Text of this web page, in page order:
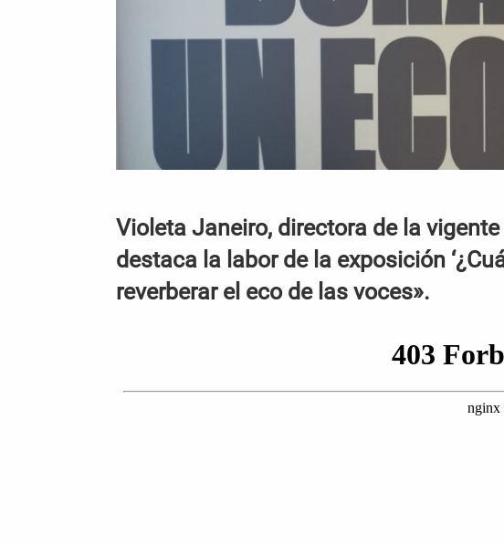
Violeta Janeiro, directora de la
destaca la labor de la exposición
reverberar el eco de las voces».